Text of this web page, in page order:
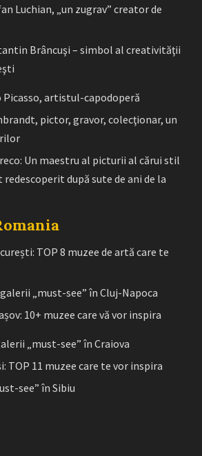
Luchian, „un zugrav” creator de
Brâncuşi – simbol al creativităţii
Picasso, artistul-capodoperă
pictor, gravor, colecţionar, un
Un maestru al picturii al cărui stil
după sute de ani de la
TOP 8 muzee de artă care te
„must-see” în Cluj-Napoca
10+ muzee care vă vor inspira
„must-see” în Craiova
TOP 11 muzee care te vor inspira
see” în Sibiu